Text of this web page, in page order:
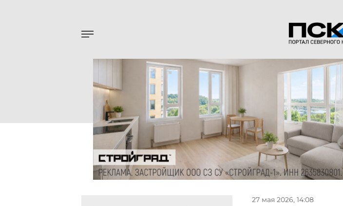
27 мая 2026, 14:08